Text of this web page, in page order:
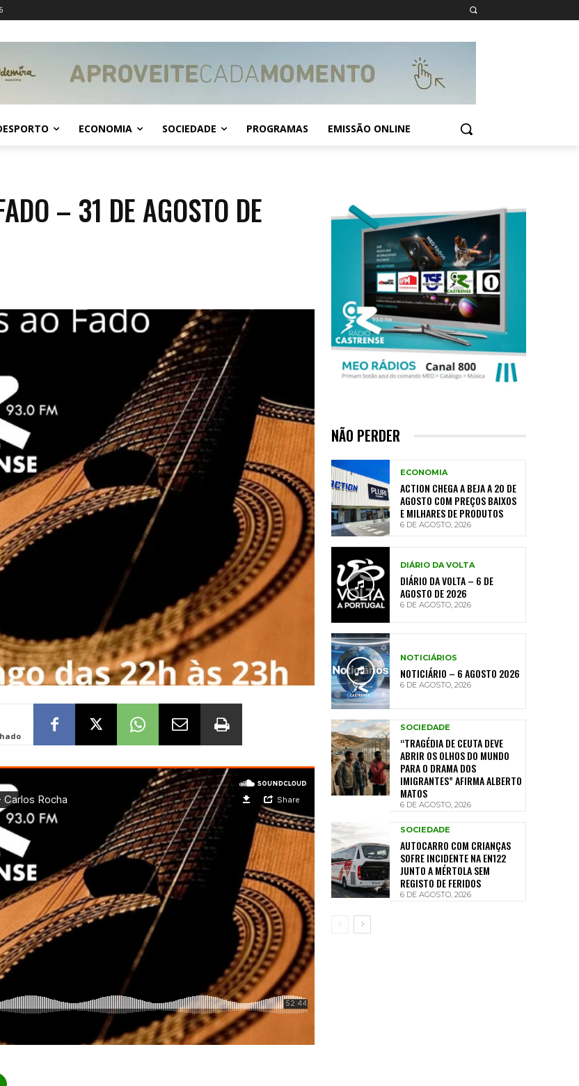
ECONOMIA SOCIEDADE PROGRAMAS EMISSÃO ONLINE
– 31 DE AGOSTO DE
NÃO PERDER
ECONOMIA
ACTION CHEGA A BEJA A 20 DE
AGOSTO COM PREÇOS BAIXOS
E MILHARES DE PRODUTOS
6 DE AGOSTO, 2026
DIÁRIO DA VOLTA
DIÁRIO DA VOLTA – 6 DE
AGOSTO DE 2026
6 DE AGOSTO, 2026
NOTICIÁRIOS
NOTICIÁRIO – 6 AGOSTO 2026
6 DE AGOSTO, 2026
SOCIEDADE
“TRAGÉDIA DE CEUTA DEVE
ABRIR OS OLHOS DO MUNDO
PARA O DRAMA DOS
IMIGRANTES” AFIRMA ALBERTO
MATOS
6 DE AGOSTO, 2026
SOCIEDADE
AUTOCARRO COM CRIANÇAS
SOFRE INCIDENTE NA EN122
JUNTO A MÉRTOLA SEM
REGISTO DE FERIDOS
6 DE AGOSTO, 2026